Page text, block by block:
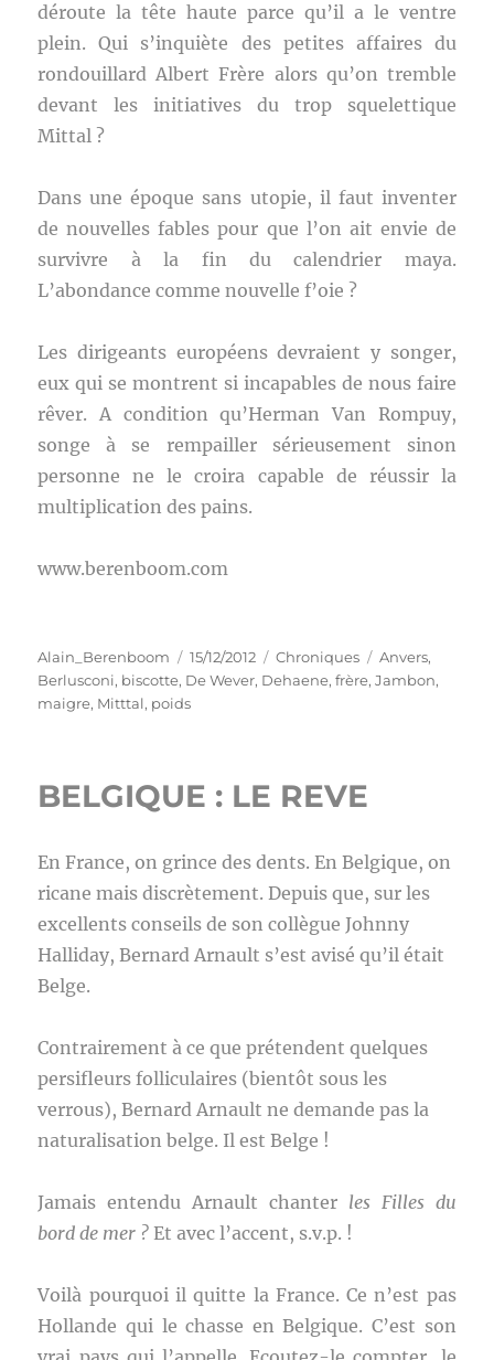
déroute la tête haute parce qu’il a le ventre
plein. Qui s’inquiète des petites affaires du
rondouillard Albert Frère alors qu’on tremble
devant les initiatives du trop squelettique
Mittal ?
Dans une époque sans utopie, il faut inventer
de nouvelles fables pour que l’on ait envie de
survivre à la fin du calendrier maya.
L’abondance comme nouvelle f’oie ?
Les dirigeants européens devraient y songer,
eux qui se montrent si incapables de nous faire
rêver. A condition qu’Herman Van Rompuy,
songe à se rempailler sérieusement sinon
personne ne le croira capable de réussir la
multiplication des pains.
www.berenboom.com
Auteur
Alain_Berenboom
Publié
le
15/12/2012 Catégories
Chroniques Étiquettes
Anvers,
Berlusconi, biscotte, De Wever, Dehaene,frère,Jambon,
maigre, Mitttal, poids
BELGIQUE : LE REVE
En France, on grince des dents. En Belgique, on
ricane mais discrètement. Depuis que, sur les
excellents conseils de son collègue Johnny
Halliday, Bernard Arnault s’est avisé qu’il était
Belge.
Contrairement à ce que prétendent quelques
persifleurs folliculaires (bientôt sous les
verrous), Bernard Arnault ne demande pas la
naturalisation belge. Il est Belge !
Jamais entendu Arnault chanter les Filles du
bord de mer ? Et avec l’accent, s.v.p. !
Voilà pourquoi il quitte la France. Ce n’est pas
Hollande qui le chasse en Belgique. C’est son